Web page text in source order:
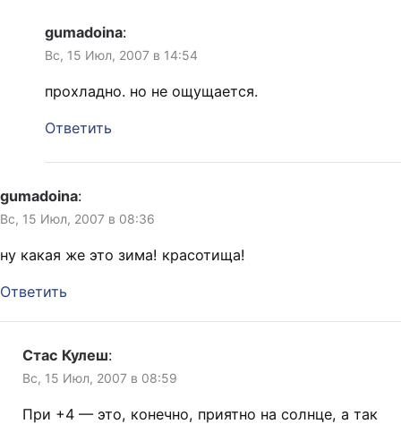
gumadoina:
Вс, 15 Июл, 2007 в 14:54
прохладно. но не ощущается.
Ответить
gumadoina:
Вс, 15 Июл, 2007 в 08:36
ну какая же это зима! красотища!
Ответить
Стас Кулеш:
Вс, 15 Июл, 2007 в 08:59
При +4 — это, конечно, приятно на солнце, а так